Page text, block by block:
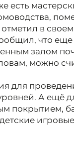
есть
в
что
залом
можно
для
А ещё
покрытием,